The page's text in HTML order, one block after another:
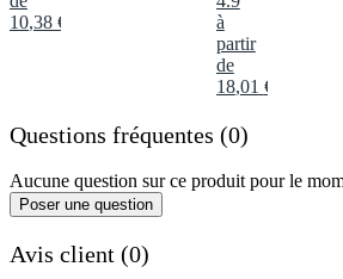
10,38 €
à
partir
de
18,01 €
Questions fréquentes (0)
Aucune question sur ce produit pour le
Poser une question
Avis client (0)